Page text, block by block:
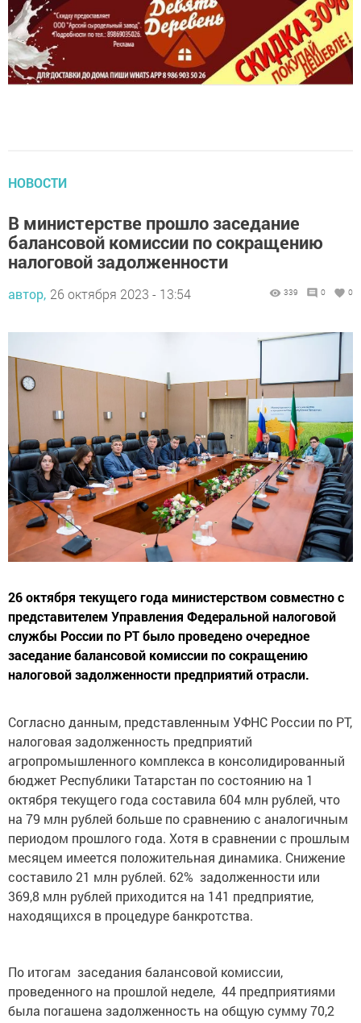
балансовой комиссии по сокращению
налоговой задолженности
представителем Управления Федеральной налоговой
службы России по РТ было проведено очередное
заседание балансовой комиссии по сокращению
налоговой задолженности предприятий отрасли.
налоговая задолженность предприятий
агропромышленного комплекса в консолидированный
бюджет Республики Татарстан по состоянию на 1
октября текущего года составила 604 млн рублей, что
на 79 млн рублей больше по сравнению с аналогичным
периодом прошлого года. Хотя в сравнении с прошлым
месяцем имеется положительная динамика. Снижение
составило 21 млн рублей. 62% задолженности или
369,8 млн рублей приходится на 141 предприятие,
находящихся в процедуре банкротства.
проведенного на прошлой неделе, 44 предприятиями
была погашена задолженность на общую сумму 70,2
млн рублей.